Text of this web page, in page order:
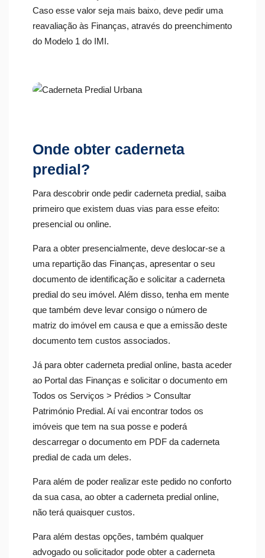
Caso esse valor seja mais baixo, deve pedir uma
reavaliação às Finanças, através do preenchimento
do Modelo 1 do IMI.
Onde obter caderneta
predial?
Para descobrir onde pedir caderneta predial, saiba
primeiro que existem duas vias para esse efeito:
presencial ou online.
Para a obter presencialmente, deve deslocar-se a
uma repartição das Finanças, apresentar o seu
documento de identificação e solicitar a caderneta
predial do seu imóvel. Além disso, tenha em mente
que também deve levar consigo o número de
matriz do imóvel em causa e que a emissão deste
documento tem custos associados.
Já para obter caderneta predial online, basta aceder
ao Portal das Finanças e solicitar o documento em
Todos os Serviços > Prédios > Consultar
Património Predial. Aí vai encontrar todos os
imóveis que tem na sua posse e poderá
descarregar o documento em PDF da caderneta
predial de cada um deles.
Para além de poder realizar este pedido no conforto
da sua casa, ao obter a caderneta predial online,
não terá quaisquer custos.
Para além destas opções, também qualquer
advogado ou solicitador pode obter a caderneta